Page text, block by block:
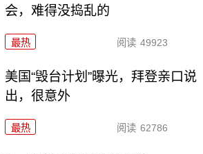
会，难得没捣乱的
最热 阅读 49923
美国“毁台计划”曝光，拜登亲口说
出，很意外
最热 阅读 62786